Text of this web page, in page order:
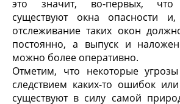
это значит, во-первых, что
существуют окна опасности
отслеживание таких окон
постоянно, а выпуск и
можно более оперативно.
Отметим, что некоторые
следствием каких-то ошибок
существуют в силу самой